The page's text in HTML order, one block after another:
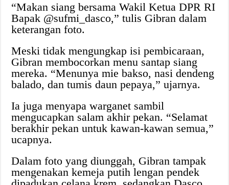
“Makan siang bersama Wakil Ketua DPR RI
Bapak @sufmi_dasco,” tulis Gibran dalam
keterangan foto.
Meski tidak mengungkap isi pembicaraan,
Gibran membocorkan menu santap siang
mereka. “Menunya mie bakso, nasi dendeng
balado, dan tumis daun pepaya,” ujarnya.
Ia juga menyapa warganet sambil
mengucapkan salam akhir pekan. “Selamat
berakhir pekan untuk kawan-kawan semua,”
ucapnya.
Dalam foto yang diunggah, Gibran tampak
mengenakan kemeja putih lengan pendek